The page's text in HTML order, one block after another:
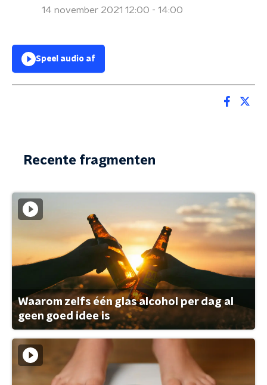
14 november 2021 12:00 - 14:00
Speel audio af
Recente fragmenten
Waarom zelfs één glas alcohol per dag al
geen goed idee is